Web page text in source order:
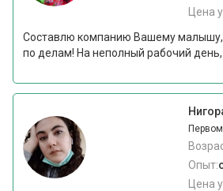
Цена
Составлю компанию Вашему малышу,
по делам! На неполный рабочий день,
Опыт:
Цена